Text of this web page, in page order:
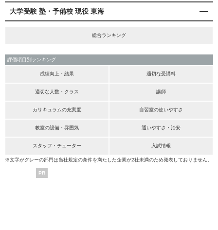
大学受験 塾・予備校 現役 東海
総合ランキング
評価項目別ランキング
成績向上・結果 適切な受講料
適切な人数・クラス 講師
カリキュラムの充実度 自習室の使いやすさ
教室の設備・雰囲気 通いやすさ・治安
スタッフ・チューター 入試情報
※文字がグレーの部門は当社規定の条件を満たした企業が2社未満のため発表しておりません。
PR